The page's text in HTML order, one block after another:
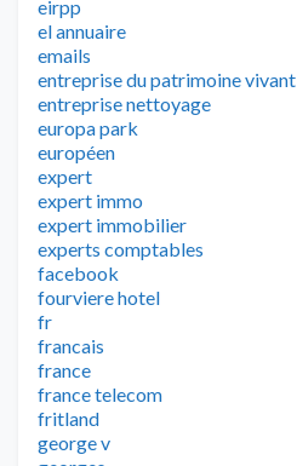
eirpp
el annuaire
emails
entreprise du patrimoine vivant
entreprise nettoyage
europa park
européen
expert
expert immo
expert immobilier
experts comptables
facebook
fourviere hotel
fr
francais
france
france telecom
fritland
george v